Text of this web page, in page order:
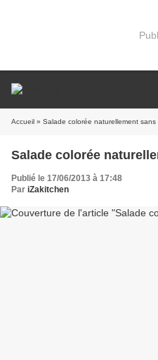
Accueil » Salade colorée naturellement sans
Salade colorée
Publié le 17/06/2013 à 17:48
Par iZakitchen